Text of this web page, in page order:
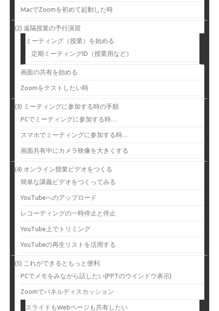
MacでZoomを初めて起動した時
(2) 遠隔授業の予行演習
ミーティング（授業）を始める
定期ミーティングID（授業用など）
画面の共有を始める
Zoomをテストしたい時
(3) ミーティングに参加する時の手順
PCでミーティングに参加する時…
スマホでミーティングに参加する時…
画面共有中にカメラ映像を大きくする
(4) オンライン授業ビデオをつくる
簡単な講義ビデオをつくってみる
YouTubeへのアップロード
レコーディングの一時停止と停止
YouTube上でトリミング
YouTubeの再生リストを活用する
(5) これができるともっと便利
PCでメモをみながら話したい(PPTのウインドウ表示)
Zoomでパネルディスカッション
スライドもWebページも共有したい